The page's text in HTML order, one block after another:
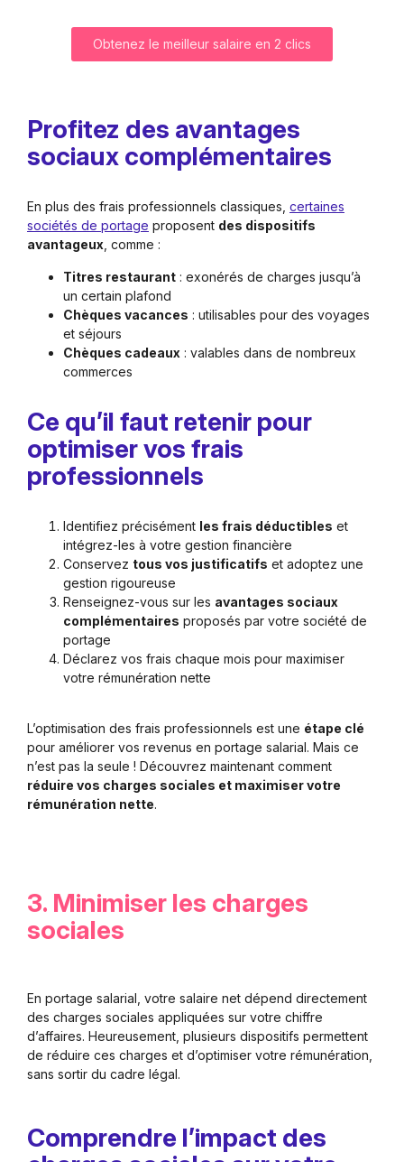
Obtenez le meilleur salaire en 2 clics
Profitez des avantages
sociaux complémentaires
En plus des frais professionnels classiques, certaines
sociétés de portage proposent des dispositifs
avantageux , comme :
Titres restaurant : exonérés de charges jusqu’à
un certain plafond
Chèques vacances : utilisables pour des voyages
et séjours
Chèques cadeaux : valables dans de nombreux
commerces
Ce qu’il faut retenir pour
optimiser vos frais
professionnels
Identifiez précisément les frais déductibles et
intégrez-les à votre gestion financière
Conservez tous vos justificatifs et adoptez une
gestion rigoureuse
Renseignez-vous sur les avantages sociaux
complémentaires proposés par votre société de
portage
Déclarez vos frais chaque mois pour maximiser
votre rémunération nette
L’optimisation des frais professionnels est une étape clé
pour améliorer vos revenus en portage salarial. Mais ce
n’est pas la seule ! Découvrez maintenant comment
réduire vos charges sociales et maximiser votre
rémunération nette.
3. Minimiser les charges
sociales
En portage salarial, votre salaire net dépend directement
des charges sociales appliquées sur votre chiffre
d’affaires. Heureusement, plusieurs dispositifs permettent
de réduire ces charges et d’optimiser votre rémunération,
sans sortir du cadre légal.
Comprendre l’impact des